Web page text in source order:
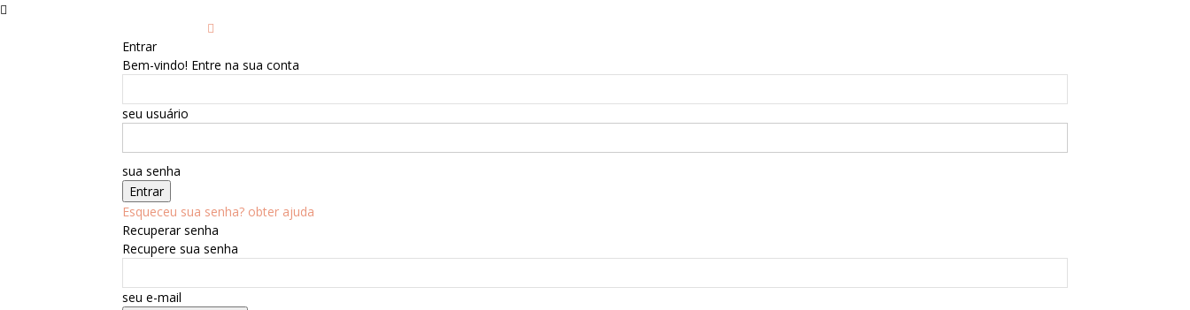
Entrar
Bem-vindo! Entre na sua conta
seu usuário
sua senha
Esqueceu sua senha? obter ajuda
Recuperar senha
Recupere sua senha
seu e-mail